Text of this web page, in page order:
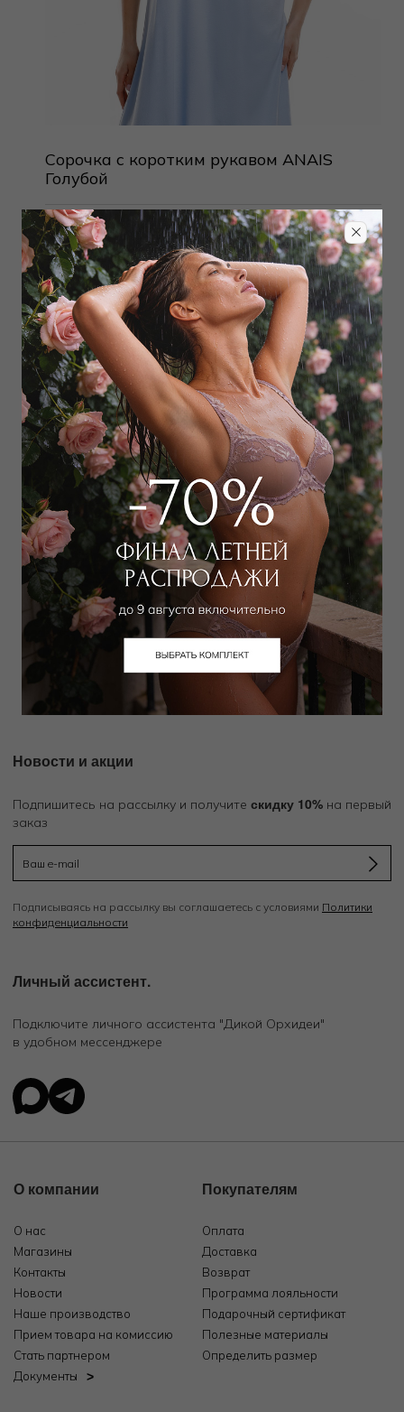
Сорочка с коротким рукавом ANAIS
Голубой
Детали
Бренд:PLUTO Линия:LIGHTEN THE MOOD
10 800₽ 17 000₽
Цвет: Голубой
Определить размер
Наличие в магазинах
Добавитьв корзину
Добавить в избранное
Забронировать в магазине
Новости и акции
Подпишитесь на рассылку и получите скидку 10% на первый
заказ
Подписываясь на рассылку вы соглашаетесь с условиями Политики
конфиденциальности
Личный ассистент.
Подключите личного ассистента "Дикой Орхидеи"
в удобном мессенджере
О компании
О нас
Магазины
Контакты
Новости
Наше производство
Прием товара на комиссию
Стать партнером
Документы
Покупателям
Оплата
Доставка
Возврат
Программа лояльности
Подарочный сертификат
Полезные материалы
Определить размер